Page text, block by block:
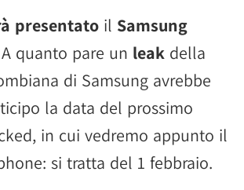
presentato il Samsung
A quanto pare un leak della
di Samsung avrebbe
la data del prossimo
in cui vedremo appunto il
si tratta del 1 febbraio.